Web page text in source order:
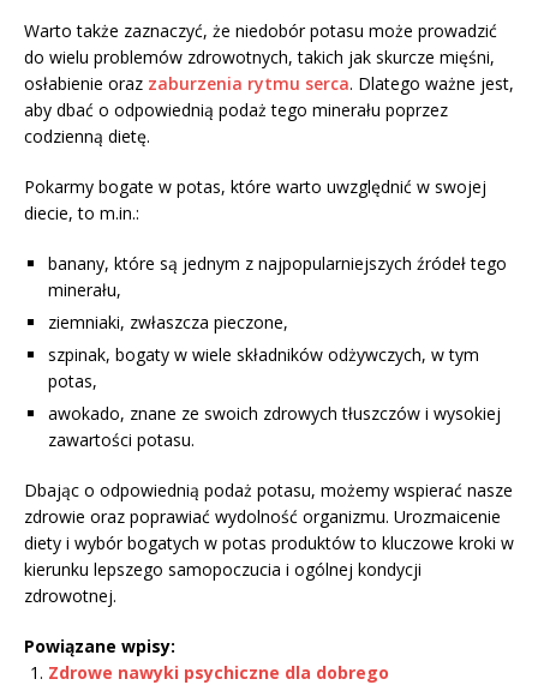
Warto także zaznaczyć, że niedobór potasu może prowadzić
do wielu problemów zdrowotnych, takich jak skurcze mięśni,
osłabienie oraz zaburzenia rytmu serca. Dlatego ważne jest,
aby dbać o odpowiednią podaż tego minerału poprzez
codzienną dietę.
Pokarmy bogate w potas, które warto uwzględnić w swojej
diecie, to m.in.:
banany, które są jednym z najpopularniejszych źródeł tego
minerału,
ziemniaki, zwłaszcza pieczone,
szpinak, bogaty w wiele składników odżywczych, w tym
potas,
awokado, znane ze swoich zdrowych tłuszczów i wysokiej
zawartości potasu.
Dbając o odpowiednią podaż potasu, możemy wspierać nasze
zdrowie oraz poprawiać wydolność organizmu. Urozmaicenie
diety i wybór bogatych w potas produktów to kluczowe kroki w
kierunku lepszego samopoczucia i ogólnej kondycji
zdrowotnej.
Powiązane wpisy:
Zdrowe nawyki psychiczne dla dobrego